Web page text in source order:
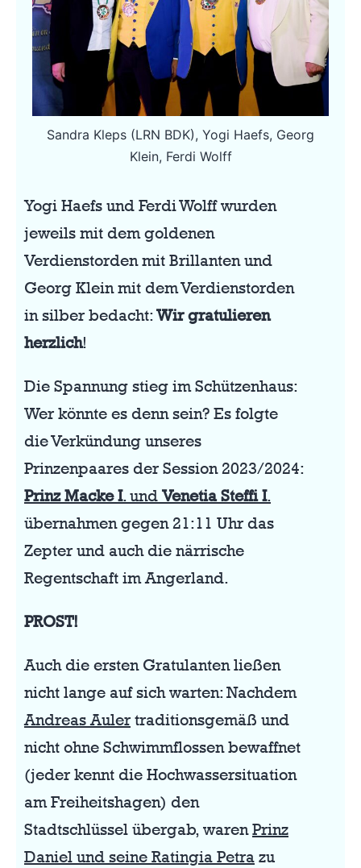
Sandra Kleps (LRN BDK), Yogi Haefs, Georg
Klein, Ferdi Wolff
Yogi Haefs und Ferdi Wolff wurden
jeweils mit dem goldenen
Verdienstorden mit Brillanten und
Georg Klein mit dem Verdienstorden
in silber bedacht:Wir gratulieren
herzlich!
Die Spannung stieg im Schützenhaus:
Wer könnte es denn sein? Es folgte
die Verkündung unseres
Prinzenpaares der Session 2023/2024:
Prinz Macke I. und Venetia Steffi I.
übernahmen gegen 21:11 Uhr das
Zepter und auch die närrische
Regentschaft im Angerland.
PROST!
Auch die ersten Gratulanten ließen
nicht lange auf sich warten: Nachdem
Andreas Auler traditionsgemäß und
nicht ohne Schwimmflossen bewaffnet
(jeder kennt die Hochwassersituation
am Freiheitshagen) den
Stadtschlüssel übergab, warenPrinz
Daniel und seine Ratingia Petra zu